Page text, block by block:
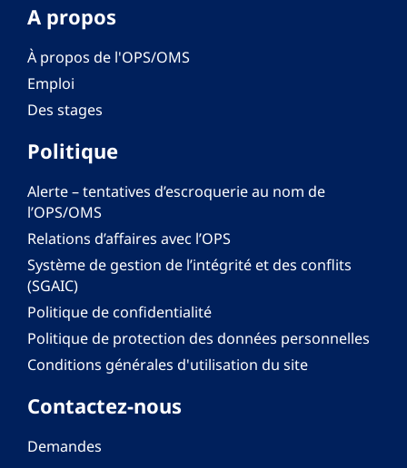
A propos
À propos de l'OPS/OMS
Emploi
Des stages
Politique
Alerte – tentatives d’escroquerie au nom de
l’OPS/OMS
Relations d’affaires avec l’OPS
Système de gestion de l’intégrité et des conflits
(SGAIC)
Politique de confidentialité
Politique de protection des données personnelles
Conditions générales d'utilisation du site
Contactez-nous
Demandes